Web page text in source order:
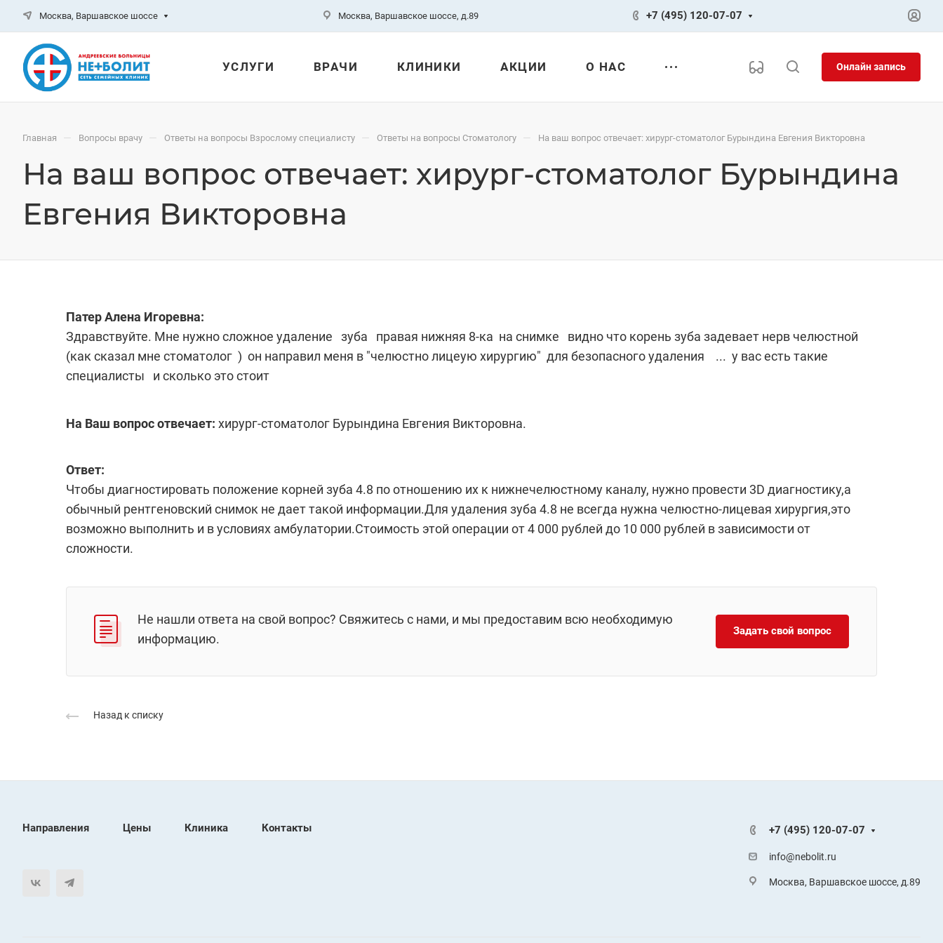
Москва, Варшавское шоссе Москва, Варшавское шоссе, д.89 +7 (495) 120-07-07
УСЛУГИ ВРАЧИ КЛИНИКИ АКЦИИ О НАС Онлайн запись
Главная — Вопросы врачу — Ответы на вопросы Взрослому специалисту — Ответы на вопросы Стоматологу — На ваш вопрос отвечает: хирург-стоматолог Бурындина Евгения Викторовна
На ваш вопрос отвечает: хирург-стоматолог Бурындина
Евгения Викторовна
Патер Алена Игоревна:
Здравствуйте. Мне нужно сложное удаление зуба правая нижняя 8-ка на снимке видно что корень зуба задевает нерв челюстной
(как сказал мне стоматолог ) он направил меня в "челюстно лицеую хирургию" для безопасного удаления ... у вас есть такие
специалисты и сколько это стоит
На Ваш вопрос отвечает: хирург-стоматолог Бурындина Евгения Викторовна.
Ответ:
Чтобы диагностировать положение корней зуба 4.8 по отношению их к нижнечелюстному каналу, нужно провести 3D диагностику,а
обычный рентгеновский снимок не дает такой информации.Для удаления зуба 4.8 не всегда нужна челюстно-лицевая хирургия,это
возможно выполнить и в условиях амбулатории.Стоимость этой операции от 4 000 рублей до 10 000 рублей в зависимости от
сложности.
Не нашли ответа на свой вопрос? Свяжитесь с нами, и мы предоставим всю необходимую
информацию.
Задать свой вопрос
Назад к списку
Направления Цены Клиника Контакты +7 (495) 120-07-07
info@nebolit.ru
Москва, Варшавское шоссе, д.89